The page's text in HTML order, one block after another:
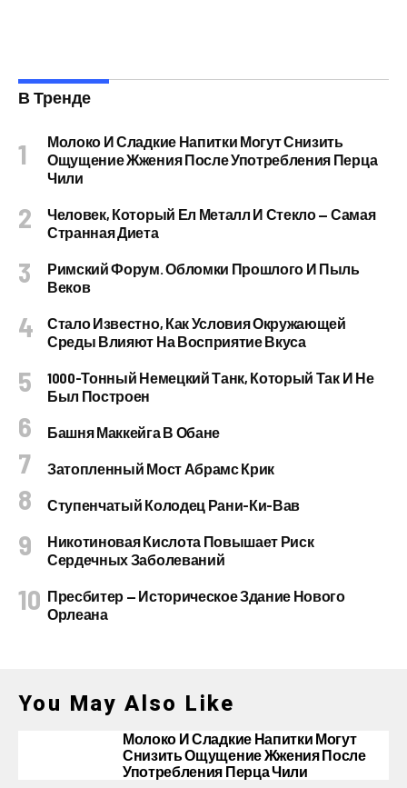
В Тренде
Молоко И Сладкие Напитки Могут Снизить
Ощущение Жжения После Употребления Перца
Чили
Человек, Который Ел Металл И Стекло — Самая
Странная Диета
Римский Форум. Обломки Прошлого И Пыль
Веков
Стало Известно, Как Условия Окружающей
Среды Влияют На Восприятие Вкуса
1000-Тонный Немецкий Танк, Который Так И Не
Был Построен
Башня Маккейга В Обане
Затопленный Мост Абрамс Крик
Ступенчатый Колодец Рани-Ки-Вав
Никотиновая Кислота Повышает Риск
Сердечных Заболеваний
Пресбитер — Историческое Здание Нового
Орлеана
You May Also Like
Молоко И Сладкие Напитки Могут
Снизить Ощущение Жжения После
Употребления Перца Чили